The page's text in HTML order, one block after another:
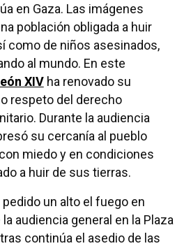
en Gaza. Las imágenes
población obligada a huir
como de niños asesinados,
al mundo. En este
XIVha renovado su
respeto del derecho
Durante la audiencia
su cercanía al pueblo
miedo y en condiciones
a huir de sus tierras.
un alto el fuego en
audiencia general en la Plaza
continúa el asedio de las